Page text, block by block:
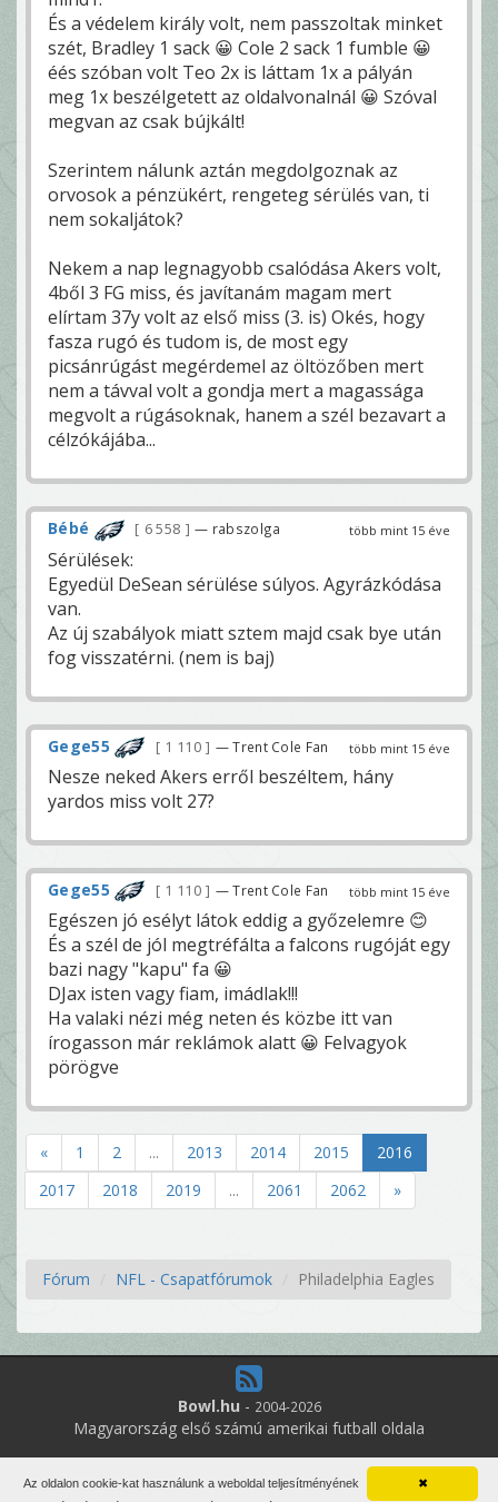
És a védelem király volt, nem passzoltak minket
szét, Bradley 1 sack 😀 Cole 2 sack 1 fumble 😀
éés szóban volt Teo 2x is láttam 1x a pályán
meg 1x beszélgetett az oldalvonalnál 😀 Szóval
megvan az csak bújkált!
Szerintem nálunk aztán megdolgoznak az
orvosok a pénzükért, rengeteg sérülés van, ti
nem sokaljátok?
Nekem a nap legnagyobb csalódása Akers volt,
4ből 3 FG miss, és javítanám magam mert
elírtam 37y volt az első miss (3. is) Okés, hogy
fasza rugó és tudom is, de most egy
picsánrúgást megérdemel az öltözőben mert
nem a távval volt a gondja mert a magassága
megvolt a rúgásoknak, hanem a szél bezavart a
célzókájába...
több mint 15 éve
Bébé 6 558 — rabszolga
Sérülések:
Egyedül DeSean sérülése súlyos. Agyrázkódása
van.
Az új szabályok miatt sztem majd csak bye után
fog visszatérni. (nem is baj)
több mint 15 éve
Gege55 1 110 — Trent Cole Fan
Nesze neked Akers erről beszéltem, hány
yardos miss volt 27?
több mint 15 éve
Gege55 1 110 — Trent Cole Fan
Egészen jó esélyt látok eddig a győzelemre 😊
És a szél de jól megtréfálta a falcons rugóját egy
bazi nagy "kapu" fa 😀
DJax isten vagy fiam, imádlak!!!
Ha valaki nézi még neten és közbe itt van
írogasson már reklámok alatt 😀 Felvagyok
pörögve
« 1 2 ... 2013 2014 2015
2016
2017
2018 2019 ... 2061 2062 »
Fórum NFL - Csapatfórumok Philadelphia Eagles
Bowl.hu - 2004-2026
Magyarország első számú amerikai futball oldala
5
online felhasználó
Minden jog fenntartva. Írott anyagok újraközlése csak a szerző
✖
Az oldalon cookie-kat használunk a weboldal teljesítményének